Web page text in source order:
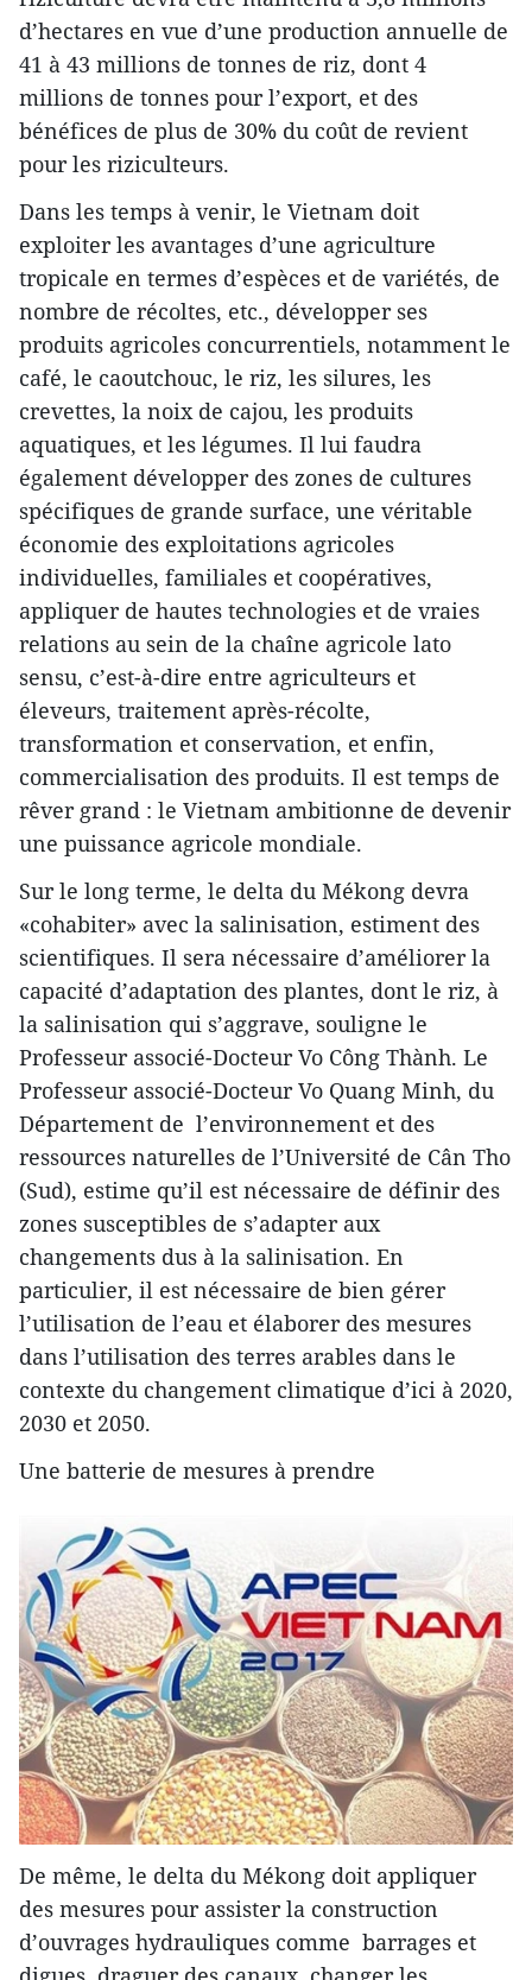
d’hectares en vue d’une production annuelle de
41 à 43 millions de tonnes de riz, dont 4
millions de tonnes pour l’export, et des
bénéfices de plus de 30% du coût de revient
pour les riziculteurs.
Dans les temps à venir, le Vietnam doit
exploiter les avantages d’une agriculture
tropicale en termes d’espèces et de variétés, de
nombre de récoltes, etc., développer ses
produits agricoles concurrentiels, notamment le
café, le caoutchouc, le riz, les silures, les
crevettes, la noix de cajou, les produits
aquatiques, et les légumes. Il lui faudra
également développer des zones de cultures
spécifiques de grande surface, une véritable
économie des exploitations agricoles
individuelles, familiales et coopératives,
appliquer de hautes technologies et de vraies
relations au sein de la chaîne agricole lato
sensu, c’est-à-dire entre agriculteurs et
éleveurs, traitement après-récolte,
transformation et conservation, et enfin,
commercialisation des produits. Il est temps de
rêver grand : le Vietnam ambitionne de devenir
une puissance agricole mondiale.
Sur le long terme, le delta du Mékong devra
«cohabiter» avec la salinisation, estiment des
scientifiques. Il sera nécessaire d’améliorer la
capacité d’adaptation des plantes, dont le riz, à
la salinisation qui s’aggrave, souligne le
Professeur associé-Docteur Vo Công Thành. Le
Professeur associé-Docteur Vo Quang Minh, du
Département de l’environnement et des
ressources naturelles de l’Université de Cân Tho
(Sud), estime qu’il est nécessaire de définir des
zones susceptibles de s’adapter aux
changements dus à la salinisation. En
particulier, il est nécessaire de bien gérer
l’utilisation de l’eau et élaborer des mesures
dans l’utilisation des terres arables dans le
contexte du changement climatique d’ici à 2020,
2030 et 2050.
Une batterie de mesures à prendre
De même, le delta du Mékong doit appliquer
des mesures pour assister la construction
d’ouvrages hydrauliques comme barrages et